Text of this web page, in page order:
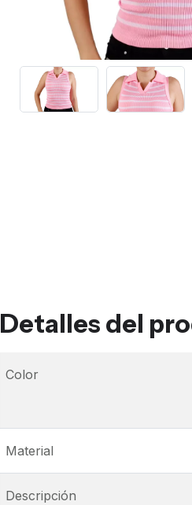
Detalles del
Color
Material
Descripción